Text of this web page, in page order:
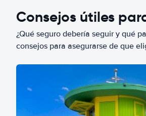
Consejos útiles
¿Qué seguro debería seguir y qué
consejos para asegurarse de que